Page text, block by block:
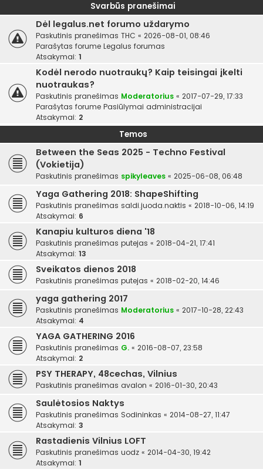
Svarbūs pranešimai
Dėl legalus.net forumo uždarymo
Paskutinis pranešimas THC « 2026-08-01, 08:46
Parašytas forume Legalus forumas
Atsakymai: 1
Kodėl nerodo nuotraukų? Kaip teisingai įkelti
nuotraukas?
Paskutinis pranešimas Moderatorius « 2017-07-29, 17:33
Parašytas forume Pasiūlymai administracijai
Atsakymai: 2
Temos
Between the Seas 2025 - Techno Festival
(Vokietija)
Paskutinis pranešimas spikyleaves « 2025-06-08, 06:48
Yaga Gathering 2018: ShapeShifting
Paskutinis pranešimas saldi.juoda.naktis « 2018-10-06, 14:19
Atsakymai: 6
Kanapiu kulturos diena '18
Paskutinis pranešimas putejas « 2018-04-21, 17:41
Atsakymai: 13
Sveikatos dienos 2018
Paskutinis pranešimas putejas « 2018-02-20, 14:46
yaga gathering 2017
Paskutinis pranešimas Moderatorius « 2017-10-28, 22:43
Atsakymai: 4
YAGA GATHERING 2016
Paskutinis pranešimas G. « 2016-08-07, 23:58
Atsakymai: 2
PSY THERAPY, 48cechas, Vilnius
Paskutinis pranešimas avalon « 2016-01-30, 20:43
Saulėtosios Naktys
Paskutinis pranešimas Sodininkas « 2014-08-27, 11:47
Atsakymai: 3
Rastadienis Vilnius LOFT
Paskutinis pranešimas uodz « 2014-04-30, 19:42
Atsakymai: 1